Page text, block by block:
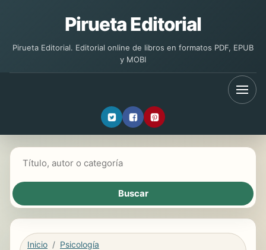
Pirueta Editorial
Pirueta Editorial. Editorial online de libros en formatos PDF, EPUB
y MOBI
Inicio
Psicología